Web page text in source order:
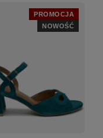
PROMOCJA
NOWOŚĆ